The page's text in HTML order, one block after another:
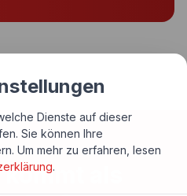
als
Dienste auf dieser
Sie können Ihre
Um mehr zu erfahren, lesen
.